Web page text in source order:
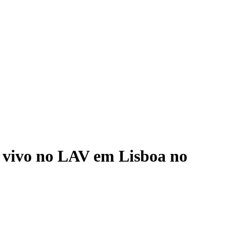
no LAV em Lisboa no